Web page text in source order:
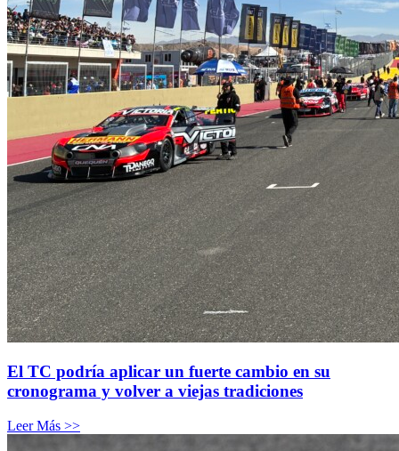
El TC podría aplicar un fuerte cambio en su
cronograma y volver a viejas tradiciones
Leer Más >>